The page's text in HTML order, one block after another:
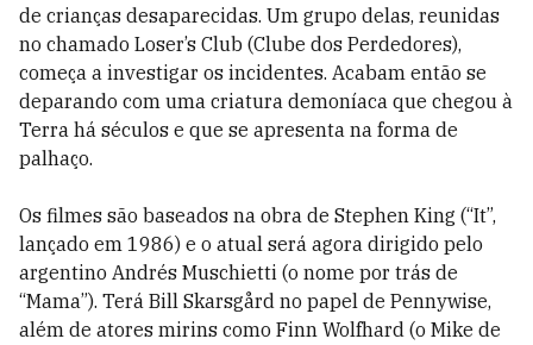
de crianças desaparecidas. Um grupo delas, reunidas
no chamado Loser’s Club (Clube dos Perdedores),
começa a investigar os incidentes. Acabam então se
deparando com uma criatura demoníaca que chegou à
Terra há séculos e que se apresenta na forma de
palhaço.
Os filmes são baseados na obra de Stephen King (“It”,
lançado em 1986) e o atual será agora dirigido pelo
argentino Andrés Muschietti (o nome por trás de
“Mama”). Terá Bill Skarsgård no papel de Pennywise,
além de atores mirins como Finn Wolfhard (o Mike de